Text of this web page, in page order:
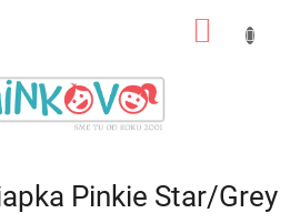
Pinkie Star/Grey